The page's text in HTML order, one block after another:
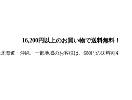
16,200円以上のお買い物で送料無料！
北海道・沖縄、一部地域のお客様は、680円の送料割引